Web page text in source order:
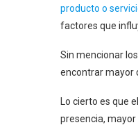
producto o
factores que
Sin mencionar
encontrar mayor
Lo cierto es que
presencia,